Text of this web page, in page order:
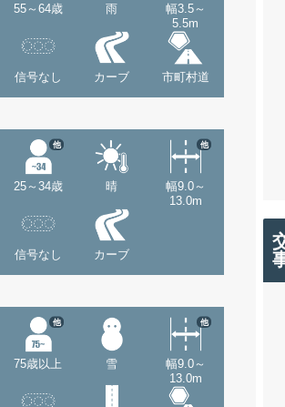
55～64歳 雨
幅3.5～
5.5m
信号なし カーブ 市町村道
25～34歳
他
晴
幅9.0～
13.0m
他
信号なし カーブ
75歳以上
他
雪
幅9.0～
13.0m
他